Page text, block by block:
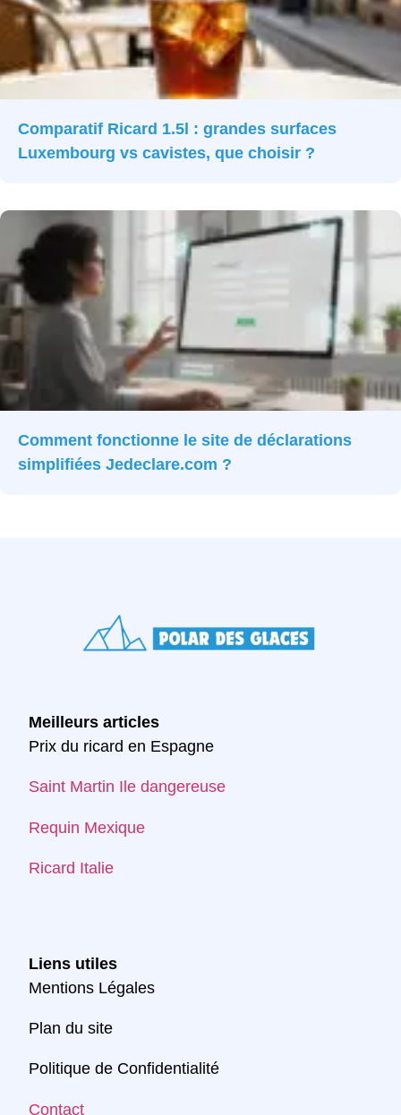
Comparatif Ricard 1.5l : grandes surfaces
Luxembourg vs cavistes, que choisir ?
Comment fonctionne le site de déclarations
simplifiées Jedeclare.com ?
Meilleurs articles
Prix du ricard en Espagne
Saint Martin Ile dangereuse
Requin Mexique
Ricard Italie
Liens utiles
Mentions Légales
Plan du site
Politique de Confidentialité
Contact